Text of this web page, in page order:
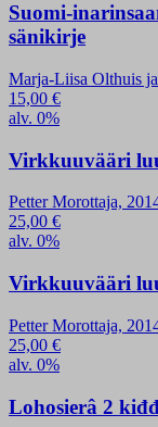
Suomi-
sänikirje
Marja-Liisa Olthuis
15,00 €
alv. 0%
Virkkuuvääri
Petter Morottaja,
25,00 €
alv. 0%
Virkkuuvääri
Petter Morottaja,
25,00 €
alv. 0%
Lohosierâ 2